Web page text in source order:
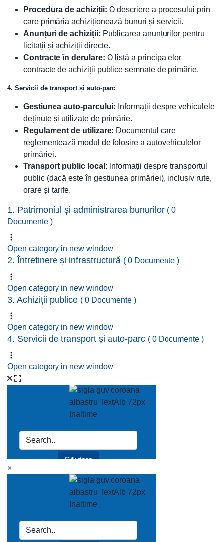
Procedura de achiziții: O descriere a procesului prin
care primăria achiziționează bunuri și servicii.
Anunțuri de achiziții: Publicarea anunțurilor pentru
licitații și achiziții directe.
Contracte în derulare: O listă a principalelor
contracte de achiziții publice semnate de primărie.
4. Servicii de transport și auto-parc
Gestiunea auto-parcului: Informații despre vehiculele
deținute și utilizate de primărie.
Regulament de utilizare: Documentul care
reglementează modul de folosire a autovehiculelor
primăriei.
Transport public local: Informații despre transportul
public (dacă este în gestiunea primăriei), inclusiv rute,
orare și tarife.
1. Patrimoniul și administrarea bunurilor ( 0
Documente )
Open category in new window
2. Întreținere și infrastructură ( 0 Documente )
Open category in new window
3. Achiziții publice ( 0 Documente )
Open category in new window
4. Servicii de transport și auto-parc ( 0 Documente )
Open category in new window
×